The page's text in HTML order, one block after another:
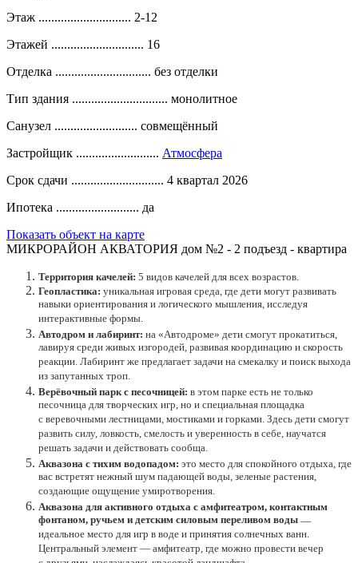
Этаж ............................. 2-12
Этажей ............................. 16
Отделка .............................. без отделки
Тип здания .............................. монолитное
Санузел .......................... совмещённый
Застройщик .......................... Атмосфера
Срок сдачи ............................. 4 квартал 2026
Ипотека .......................... да
Показать объект на карте
МИКРОРАЙОН АКВАТОРИЯ дом №2 - 2 подъезд - квартира
Территория качелей: 5 видов качелей для всех возрастов.
Геопластика: уникальная игровая среда, где дети могут развивать
навыки ориентирования и логического мышления, исследуя
интерактивные формы.
Автодром и лабиринт: на «Автодроме» дети смогут прокатиться,
лавируя среди живых изгородей, развивая координацию и скорость
реакции. Лабиринт же предлагает задачи на смекалку и поиск выхода
из запутанных троп.
Верёвочный парк с песочницей: в этом парке есть не только
песочница для творческих игр, но и специальная площадка
с веревочными лестницами, мостиками и горками. Здесь дети смогут
развить силу, ловкость, смелость и уверенность в себе, научатся
решать задачи и действовать сообща.
Аквазона с тихим водопадом: это место для спокойного отдыха, где
вас встретят нежный шум падающей воды, зеленые растения,
создающие ощущение умиротворения.
Аквазона для активного отдыха с амфитеатром, контактным
фонтаном, ручьем и детским силовым переливом воды —
идеальное место для игр в воде и принятия солнечных ванн.
Центральный элемент — амфитеатр, где можно провести вечер